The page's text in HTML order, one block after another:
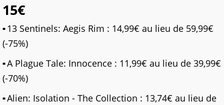
15€
13 Sentinels: Aegis Rim : 14,99€ au lieu de 59,99€
(-75%)
A Plague Tale: Innocence : 11,99€ au lieu de 39,99€
(-70%)
Alien: Isolation - The Collection : 13,74€ au lieu de